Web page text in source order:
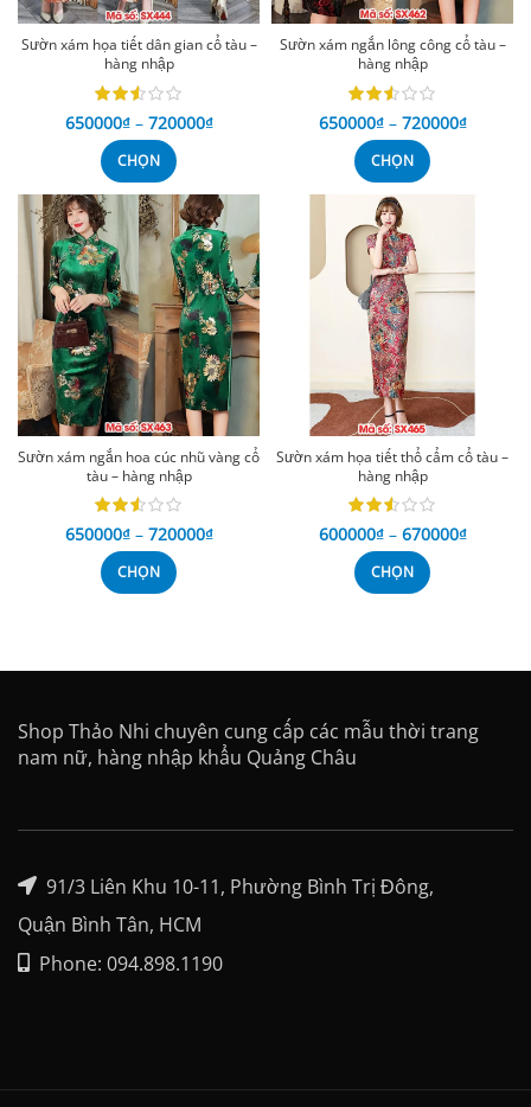
Sườn xám họa tiết dân gian cổ tàu –
hàng nhập
650000₫ – 720000₫
CHỌN
Sườn xám ngắn lông công cổ tàu –
hàng nhập
650000₫ – 720000₫
CHỌN
Sườn xám ngắn hoa cúc nhũ vàng cổ
tàu – hàng nhập
650000₫ – 720000₫
CHỌN
Sườn xám họa tiết thổ cẩm cổ tàu –
hàng nhập
600000₫ – 670000₫
CHỌN
Shop Thảo Nhi chuyên cung cấp các mẫu thời trang
nam nữ, hàng nhập khẩu Quảng Châu
91/3 Liên Khu 10-11, Phường Bình Trị Đông,
Quận Bình Tân, HCM
Phone: 094.898.1190